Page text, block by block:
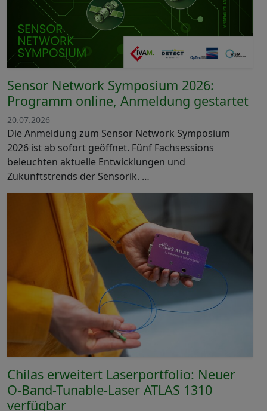
Sensor Network Symposium 2026:
Programm online, Anmeldung gestartet
20.07.2026
Die Anmeldung zum Sensor Network Symposium
2026 ist ab sofort geöffnet. Fünf Fachsessions
beleuchten aktuelle Entwicklungen und
Zukunftstrends der Sensorik. …
Chilas erweitert Laserportfolio: Neuer
O-Band-Tunable-Laser ATLAS 1310
verfügbar